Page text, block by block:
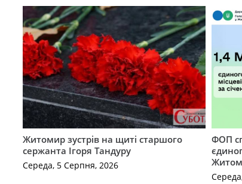
Житомир зустрів на щиті старшого
сержанта Ігоря Тандуру
Середа, 5 Серпня, 2026
ФОП